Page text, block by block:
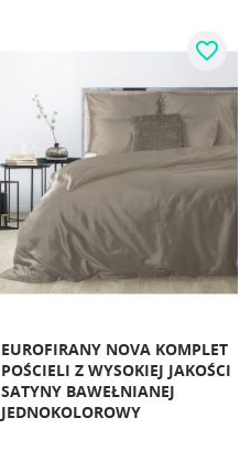
EUROFIRANY NOVA KOMPLET
POŚCIELI Z WYSOKIEJ JAKOŚCI
SATYNY BAWEŁNIANEJ
JEDNOKOLOROWY
favorite_border